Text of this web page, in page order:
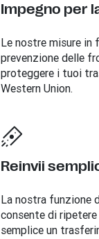
Impegno per
Le nostre misure
prevenzione delle
proteggere i tuoi
Western Union.
Reinvii
La nostra funzione
consente di
semplice un